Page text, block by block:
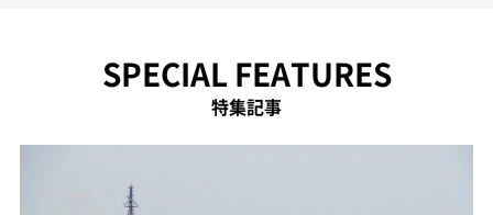
SPECIAL FEATURES
特集記事